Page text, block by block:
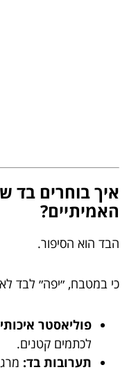
איך בוחרים בד
האמיתיים?
הבד הוא הסיפור.
כי במטבח, ״יפה״ לבד
פוליאסטר
לכתמים קטנים.
תערובות בד: